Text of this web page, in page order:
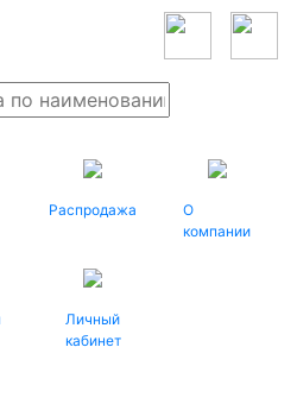
Распродажа
О
компании
Личный
кабинет